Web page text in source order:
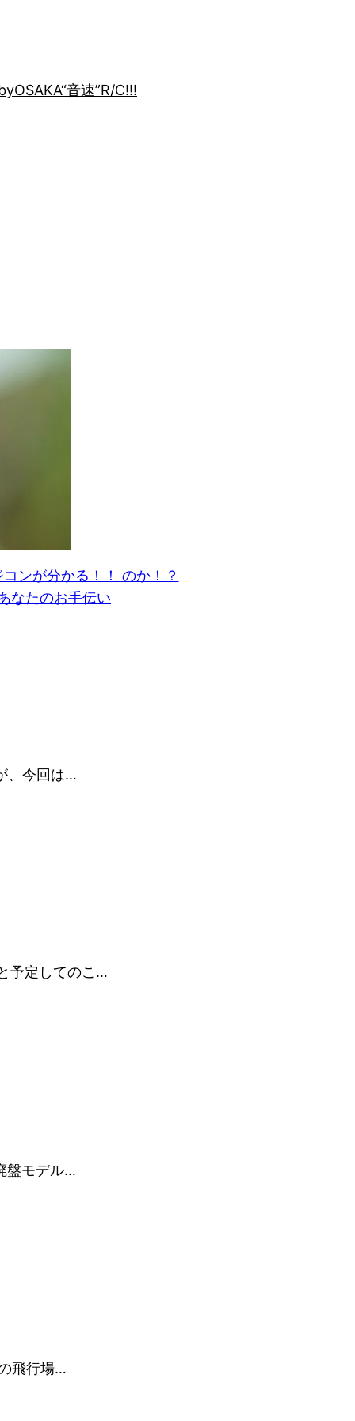
OSAKA“音速”R/C!!!
ンが分かる！！ のか！？
なたのお手伝い
、今回は…
予定してのこ…
盤モデル…
飛行場…